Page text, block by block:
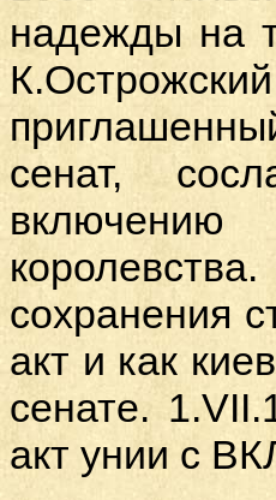
надежды на
сенат,
сохранения
акт и как
сенате. 1.VII
акт унии с